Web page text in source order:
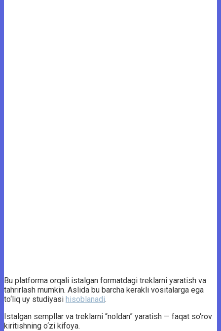
Bu platforma orqali istalgan formatdagi treklarni yaratish va
tahrirlash mumkin. Aslida bu barcha kerakli vositalarga ega
to‘liq uy studiyasi hisoblanadi.
Istalgan sempllar va treklarni “noldan” yaratish — faqat so‘rov
kiritishning o‘zi kifoya.